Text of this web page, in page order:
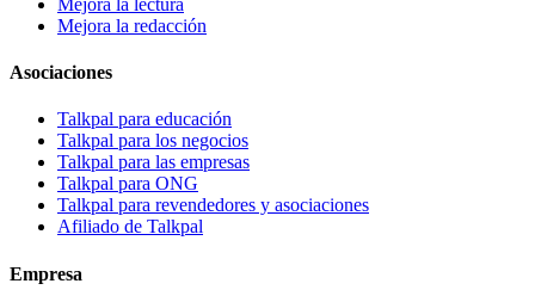
Mejora la redacción
Asociaciones
Talkpal para educación
Talkpal para los negocios
Talkpal para las empresas
Talkpal para ONG
Talkpal para revendedores y asociaciones
Afiliado de Talkpal
Empresa